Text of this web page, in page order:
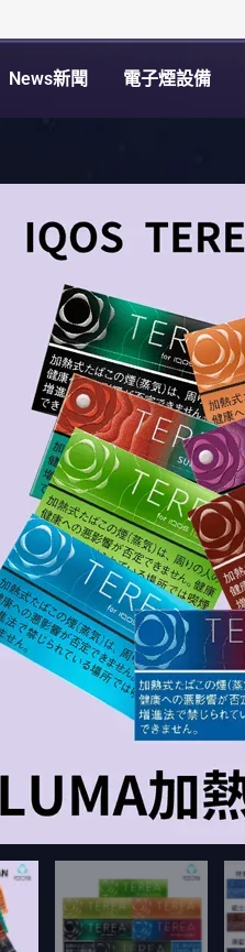
News新聞 電子煙設備